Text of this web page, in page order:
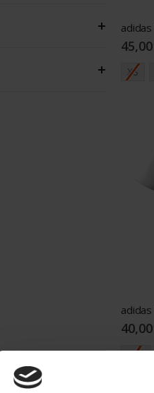
XS
116